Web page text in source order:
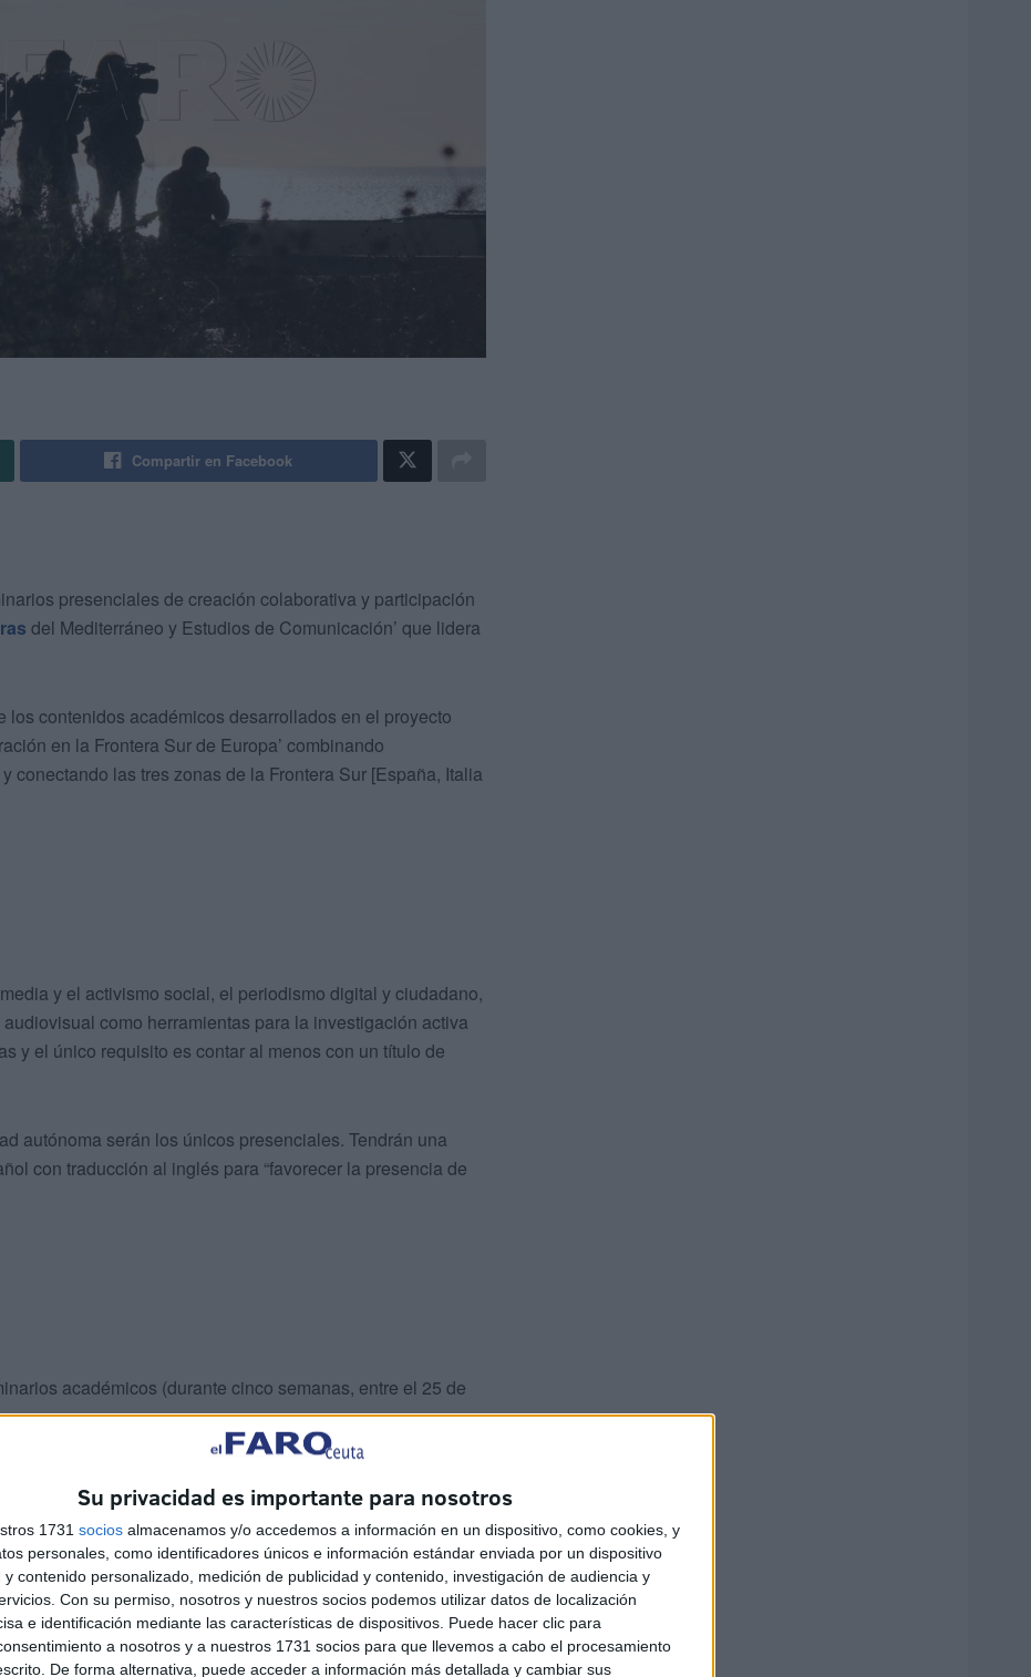
Su privacidad es importante para nosotros
1731 socios almacenamos y/o accedemos a información en un dispositivo, como cookies, y
personales, como identificadores únicos e información estándar enviada por un dispositivo
y contenido personalizado, medición de publicidad y contenido, investigación de audiencia y
Con su permiso, nosotros y nuestros socios podemos utilizar datos de localización
e identificación mediante las características de dispositivos. Puede hacer clic para
a nosotros y a nuestros 1731 socios para que llevemos a cabo el procesamiento
De forma alternativa, puede acceder a información más detallada y cambiar sus
Compartir en Facebook
presenciales de creación colaborativa y participación
del Mediterráneo y Estudios de Comunicación’ que lidera
los contenidos académicos desarrollados en el proyecto
en la Frontera Sur de Europa’ combinando
conectando las tres zonas de la Frontera Sur [España, Italia
y el activismo social, el periodismo digital y ciudadano,
como herramientas para la investigación activa
y el único requisito es contar al menos con un título de
autónoma serán los únicos presenciales. Tendrán una
con traducción al inglés para “favorecer la presencia de
académicos (durante cinco semanas, entre el 25 de
las de Salento (Lecce, Italia) y del Egeo (Lesbos,
telemáticas en inglés.